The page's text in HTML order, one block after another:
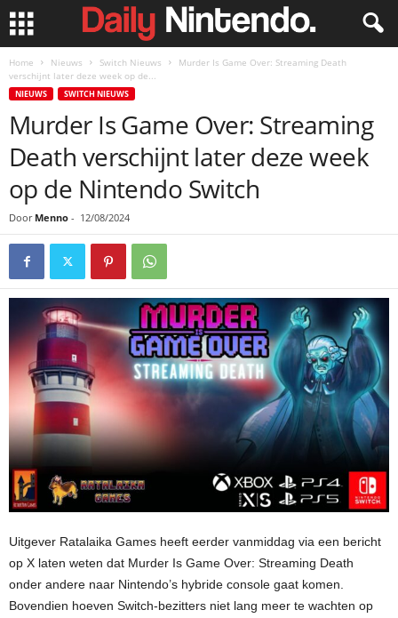
Home Nieuws Switch Nieuws
Murder Is Game Over: Streaming Death
verschijnt later deze week op de...
NIEUWS SWITCH NIEUWS
Murder Is Game Over: Streaming
Death verschijnt later deze week
op de Nintendo Switch
Door Menno - 12/08/2024
Uitgever Ratalaika Games heeft eerder vanmiddag via een bericht
op X laten weten dat Murder Is Game Over: Streaming Death
onder andere naar Nintendo’s hybride console gaat komen.
Bovendien hoeven Switch-bezitters niet lang meer te wachten op